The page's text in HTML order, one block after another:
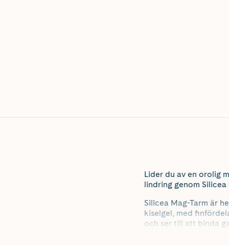
Lider du av en orolig
lindring genom Silicea
Silicea Mag-Tarm är
kiselgel, med
och ser till att binda